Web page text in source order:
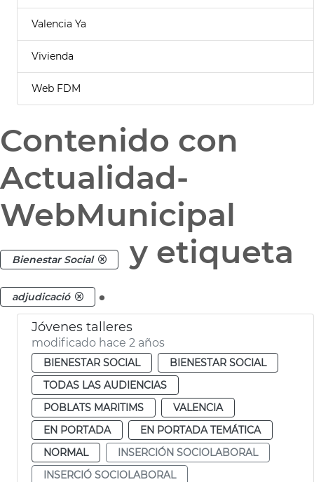
Valencia Ya
Vivienda
Web FDM
Contenido con
Actualidad-
WebMunicipal
Bienestar Social y etiqueta
adjudicació .
Jóvenes talleres
modificado hace 2 años
BIENESTAR SOCIAL
BIENESTAR SOCIAL
TODAS LAS AUDIENCIAS
POBLATS MARITIMS
VALENCIA
EN PORTADA
EN PORTADA TEMÁTICA
NORMAL
INSERCIÓN SOCIOLABORAL
INSERCIÓ SOCIOLABORAL